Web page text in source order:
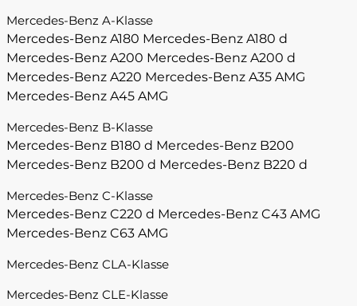
Mercedes-Benz A-Klasse
Mercedes-Benz A180 Mercedes-Benz A180 d
Mercedes-Benz A200 Mercedes-Benz A200 d
Mercedes-Benz A220 Mercedes-Benz A35 AMG
Mercedes-Benz A45 AMG
Mercedes-Benz B-Klasse
Mercedes-Benz B180 d Mercedes-Benz B200
Mercedes-Benz B200 d Mercedes-Benz B220 d
Mercedes-Benz C-Klasse
Mercedes-Benz C220 d Mercedes-Benz C43 AMG
Mercedes-Benz C63 AMG
Mercedes-Benz CLA-Klasse
Mercedes-Benz CLE-Klasse